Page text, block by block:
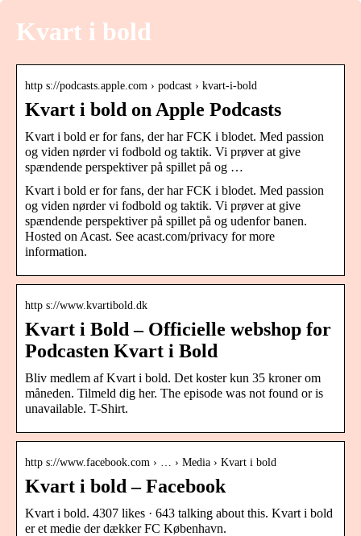
Kvart i bold
http s://podcasts.apple.com › podcast › kvart-i-bold
Kvart i bold on Apple Podcasts
Kvart i bold er for fans, der har FCK i blodet. Med passion
og viden nørder vi fodbold og taktik. Vi prøver at give
spændende perspektiver på spillet på og …
Kvart i bold er for fans, der har FCK i blodet. Med passion
og viden nørder vi fodbold og taktik. Vi prøver at give
spændende perspektiver på spillet på og udenfor banen.
Hosted on Acast. See acast.com/privacy for more
information.
http s://www.kvartibold.dk
Kvart i Bold – Officielle webshop for
Podcasten Kvart i Bold
Bliv medlem af Kvart i bold. Det koster kun 35 kroner om
måneden. Tilmeld dig her. The episode was not found or is
unavailable. T-Shirt.
http s://www.facebook.com › … › Media › Kvart i bold
Kvart i bold – Facebook
Kvart i bold. 4307 likes · 643 talking about this. Kvart i bold
er et medie der dækker FC København.